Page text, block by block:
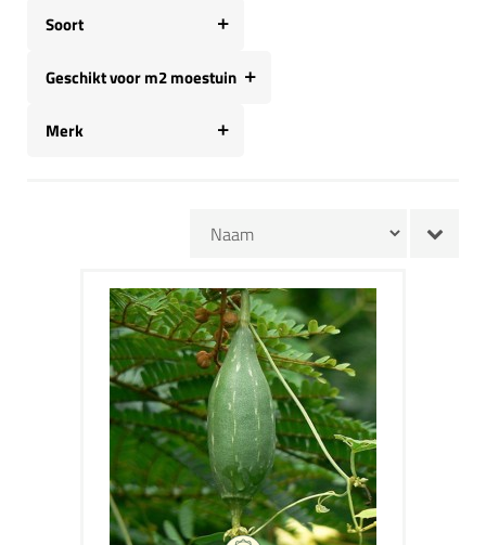
Soort
Geschikt voor m2 moestuin
Merk